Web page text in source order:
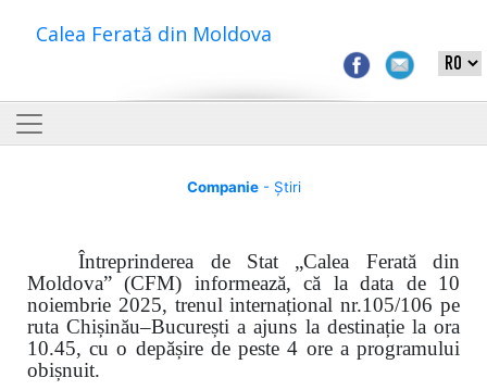
Calea Ferată din Moldova
Companie- Știri
Întreprinderea de Stat „Calea Ferată din
Moldova” (CFM) informează, că la data de 10
noiembrie 2025, trenul internațional nr.105/106 pe
ruta Chișinău–București a ajuns la destinație la ora
10.45, cu o depășire de peste 4 ore a programului
obișnuit.